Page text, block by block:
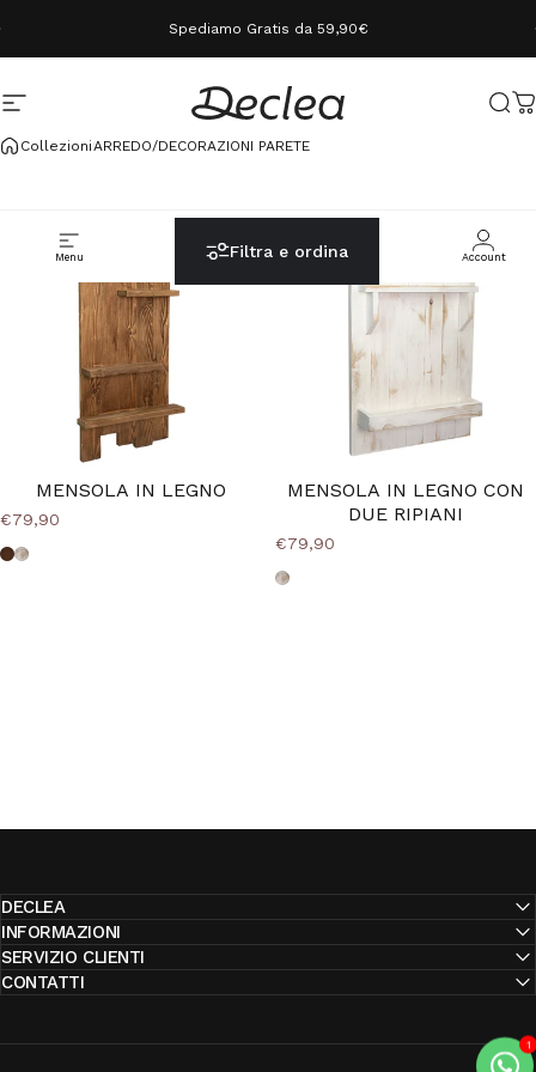
Spediamo Gratis da 59,90€
Navigazione del sito Declea
Menu Cerca Carrello Account
CollezioniARREDO/DECORAZIONI PARETE
Filtra e ordina
MENSOLA IN LEGNO
€79,90
Noce Scuro
Bianco Shabby
MENSOLA IN LEGNO CON
DUE RIPIANI
€79,90
Bianco Shabby
DECLEA
INFORMAZIONI
SERVIZIO CLIENTI
CONTATTI